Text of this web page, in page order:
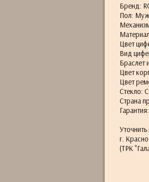
Бренд:
Пол:
Цвет
Вид
Браслет
Цвет
Цвет
Стекло:
Страна
г.
(ТРК